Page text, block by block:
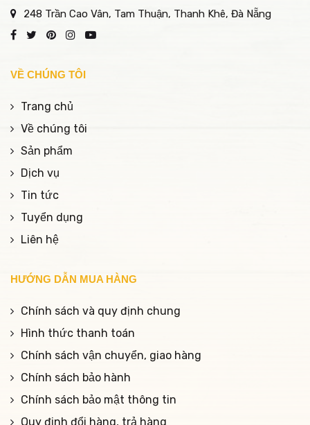
248 Trần Cao Vân, Tam Thuận, Thanh Khê, Đà Nẵng
VỀ CHÚNG TÔI
Trang chủ
Về chúng tôi
Sản phẩm
Dịch vụ
Tin tức
Tuyển dụng
Liên hệ
HƯỚNG DẪN MUA HÀNG
Chính sách và quy định chung
Hình thức thanh toán
Chính sách vận chuyển, giao hàng
Chính sách bảo hành
Chính sách bảo mật thông tin
Quy định đổi hàng, trả hàng